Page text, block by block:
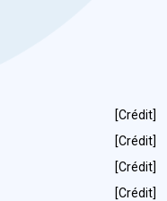
[Crédit]
[Crédit]
[Crédit]
[Crédit]